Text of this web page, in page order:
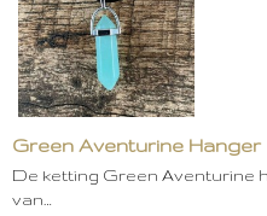
Green Aventurine Hanger
De ketting Green Aventurine
van…